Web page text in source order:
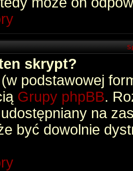
skrypt?
podstawowej
Grupy phpBB.
na
być dowolnie